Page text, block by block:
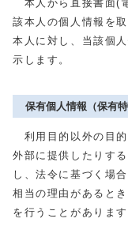
本人から直接書面(
該本人の個人情報を
本人に対し、当該個
示します。
保有個人情報（保有
利用目的以外の目的
外部に提供したりす
し、法令に基づく場
相当の理由があると
を行うことがあります